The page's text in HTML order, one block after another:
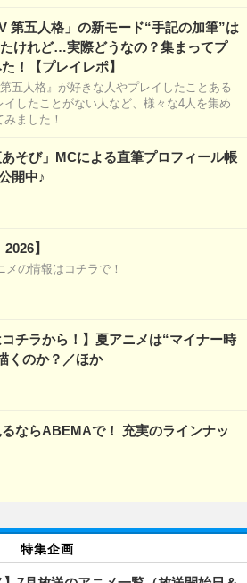
第五人格」の新モード“手記の加筆”は
けれど…実際どうなの？集まってプ
！【プレイレポ】
第五人格』が好きな人やプレイしたことある
イしたことがない人など、様々な4人を集め
ました！
あそび」MCによる直筆プロフィール帳
開中♪
】
メの情報はコチラで！
コチラから！】夏アニメは“マイナー時
くのか？／ほか
ならABEMAで！ 充実のラインナッ
特集企画